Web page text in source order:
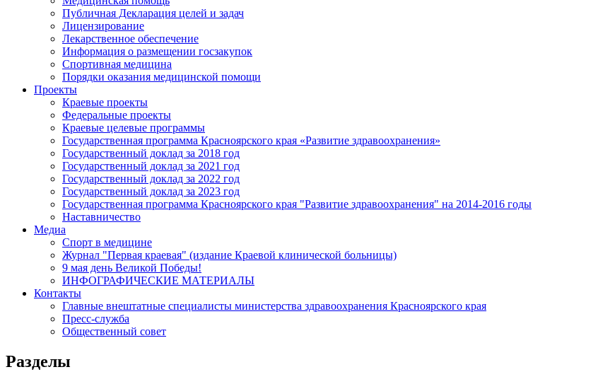
Публичная Декларация целей и задач
Лицензирование
Лекарственное обеспечение
Информация о размещении госзакупок
Спортивная медицина
Порядки оказания медицинской помощи
Проекты
Краевые проекты
Федеральные проекты
Краевые целевые программы
Государственная программа Красноярского края «Развитие здравоохранения»
Государственный доклад за 2018 год
Государственный доклад за 2021 год
Государственный доклад за 2022 год
Государственный доклад за 2023 год
Государственная программа Красноярского края "Развитие здравоохранения" на 2014-2016 годы
Наставничество
Медиа
Спорт в медицине
Журнал "Первая краевая" (издание Краевой клинической больницы)
9 мая день Великой Победы!
ИНФОГРАФИЧЕСКИЕ МАТЕРИАЛЫ
Контакты
Главные внештатные специалисты министерства здравоохранения Красноярского края
Пресс-служба
Общественный совет
Разделы